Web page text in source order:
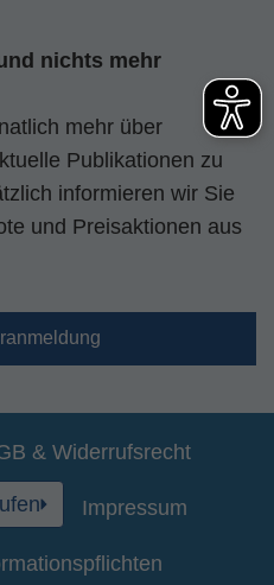
nichts mehr
mehr über
Publikationen zu
informieren wir Sie
und Preisaktionen aus
& Widerrufsrecht
Impressum